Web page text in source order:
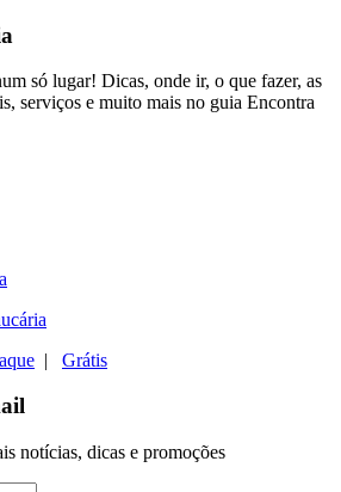
só lugar! Dicas, onde ir, o que fazer, as
serviços e muito mais no guia Encontra
| Grátis
notícias, dicas e promoções